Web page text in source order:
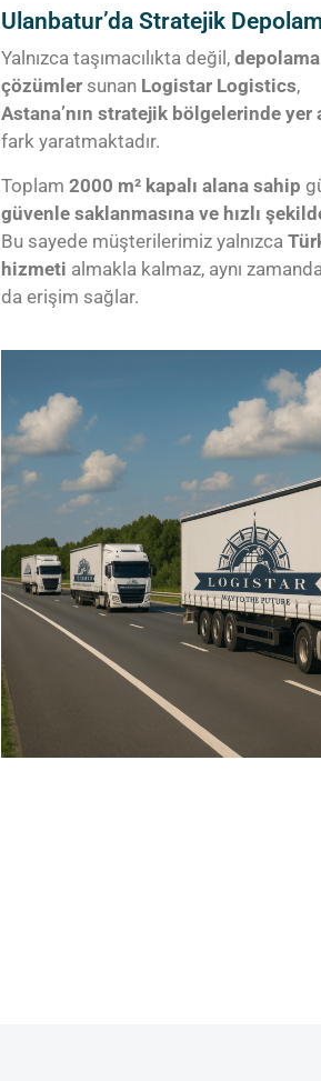
Ulanbatur’da Stratejik
Yalnızca taşımacılıkta değil, depolama
çözümler sunan Logistar Logistics,
Astana’nın stratejik bölgelerinde
fark yaratmaktadır.
Toplam 2000 m² kapalı alana sahip
güvenle saklanmasına ve hızlı
Bu sayede müşterilerimiz yalnızca
hizmeti almakla kalmaz, aynı
da erişim sağlar.